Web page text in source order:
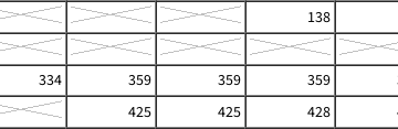
138
334 359 359 359
425 425 428